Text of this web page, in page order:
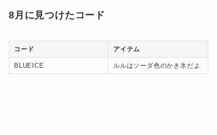
8月に見つけたコード
コード アイテム
BLUEICE ルルはソーダ色のかき氷だよ